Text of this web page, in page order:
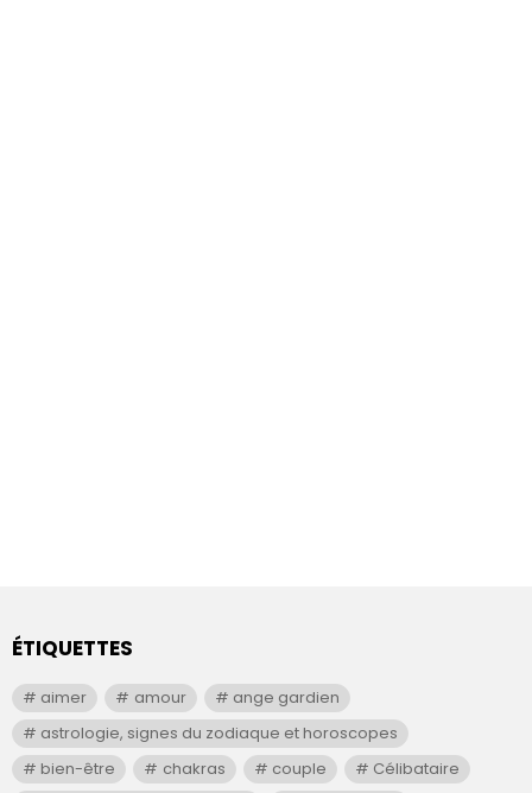
ÉTIQUETTES
aimer amour
ange gardien
astrologie, signes du zodiaque et horoscopes
bien-être
chakras couple
Célibataire